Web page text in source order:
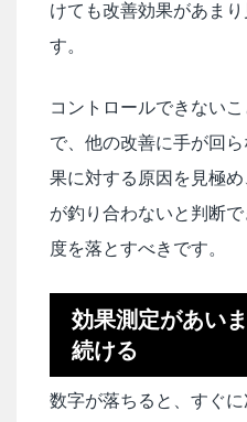
けても改善効果があま
す。
コントロールできない
で、他の改善に手が回
果に対する原因を見極
が釣り合わないと判断
度を落とすべきです。
効果測定があい
続ける
数字が落ちると、すぐ